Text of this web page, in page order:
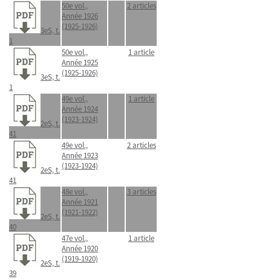
3eS, t.
1
50e vol.,
Année 1926
(1925-1926)
2 articles
3eS, t.
1
50e vol.,
Année 1925
(1925-1926)
1 article
2eS, t.
41
49e vol.,
Année 1924
(1923-1924)
1 article
2eS, t.
41
49e vol.,
Année 1923
(1923-1924)
2 articles
2eS, t.
40
48e vol.,
Année 1921
(1921-1922)
3 articles
2eS, t.
39
47e vol.,
Année 1920
(1919-1920)
1 article